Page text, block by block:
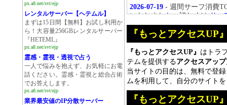
2026-07-19 - 週間サーフ消費
いたしました。詳しくはサー
2026-07-12- 週間サーフ消費
いたしました。詳しくはサー
2026-07-05- 週間サーフ消費
いたしました。詳しくはサー
『もっとアクセスUP
『もっとアクセスUP』 はトラ
テムを提供するアクセスアップ
当サイトの目的は、無料で登
ムを利用して、自分のサイトを
『もっとアクセスUP
px.a8.net/svt/ejp
レンタルサーバー【ヘテムル】
まずは15日間【無料】お試し利用か
ら！大容量256GBレンタルサーバー
『HETEML』
px.a8.net/svt/ejp
霊感・霊視・透視で占う
一人で悩みを抱えず、お気軽にお電
話ください。霊感・霊視と総合占術
でお答えします。
px.a8.net/svt/ejp
業界最安値のIP分散サーバー